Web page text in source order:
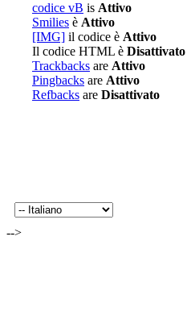
codice vB is Attivo
Smilies è Attivo
[IMG] il codice è Attivo
Il codice HTML è Disattivato
Trackbacks are Attivo
Pingbacks are Attivo
Refbacks are Disattivato
-->